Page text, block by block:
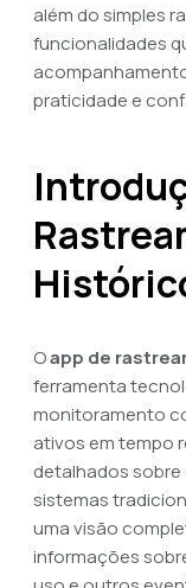
além do simples
funcionalidades
praticidade e
Oapp de
ferramenta
monitoramento
ativos em tempo
detalhados sobre
sistemas
uma visão
informações